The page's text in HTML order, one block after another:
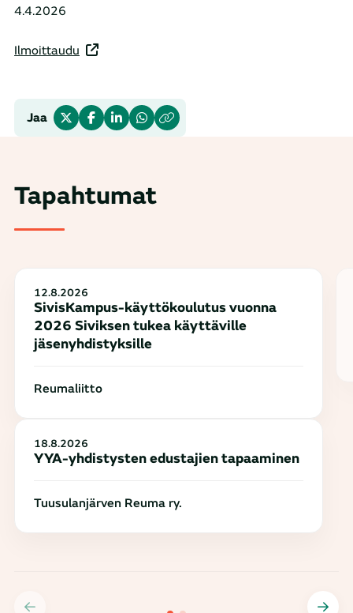
4.4.2026
Ilmoittaudu
Jaa
Tapahtumat
12.8.2026
SivisKampus-käyttökoulutus vuonna
2026 Siviksen tukea käyttäville
jäsenyhdistyksille
Reumaliitto
18.8.2026
YYA-yhdistysten edustajien tapaaminen
Tuusulanjärven Reuma ry.